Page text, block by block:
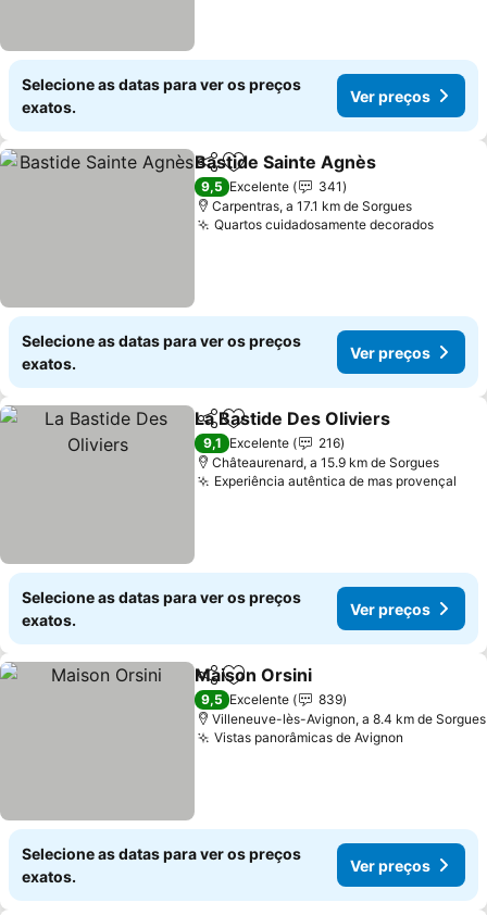
Selecione as datas para ver os preços
exatos.
Ver preços
PartilharAdicionar aos favoritos
Bastide Sainte Agnès
9,5 Excelente
341
Carpentras, a 17.1 km de Sorgues
Quartos cuidadosamente decoradosVer
Selecione as datas para ver os preços
exatos.
Ver preços
PartilharAdicionar aos favoritos
La Bastide Des Oliviers
9,1 Excelente
216
Châteaurenard, a 15.9 km de Sorgues
Experiência autêntica de mas provençal
Selecione as datas para ver os preços
exatos.
Ver preços
PartilharAdicionar aos favoritos
Maison Orsini
9,5 Excelente
839
Villeneuve-lès-Avignon, a 8.4 km de Sorgues
Vistas panorâmicas de Avignon
Selecione as datas para ver os preços
exatos.
Ver preços